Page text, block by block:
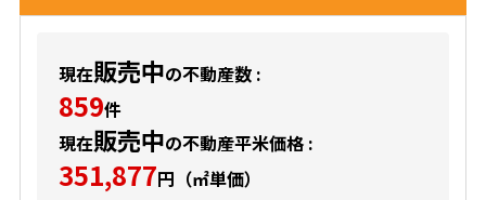
現在販売中の不動産数 :
859件
現在販売中の不動産平米価格 :
351,877円（㎡単価）